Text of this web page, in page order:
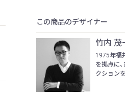
この商品のデザイナー
竹内 茂
1975年福
を拠点に
クション